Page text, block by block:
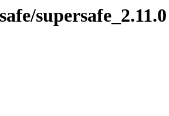
supersafe_2.11.0